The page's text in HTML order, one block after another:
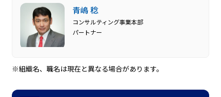
青嶋 稔
コンサルティング事業本部
パートナー
※組織名、職名は現在と異なる場合があります。